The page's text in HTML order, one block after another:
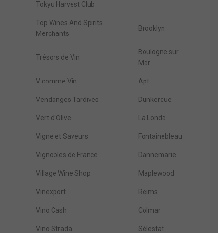
Tokyu Harvest Club
Top Wines And Spirits
Merchants
Brooklyn
Trésors de Vin
Boulogne sur
Mer
V comme Vin Apt
Vendanges Tardives Dunkerque
Vert d'Olive La Londe
Vigne et Saveurs Fontainebleau
Vignobles de France Dannemarie
Village Wine Shop Maplewood
Vinexport Reims
Vino Cash Colmar
Vino Strada Sélestat